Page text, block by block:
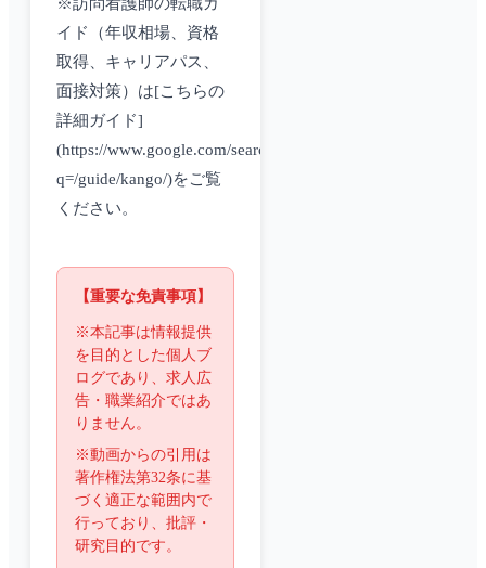
イド（年収相場、資格
取得、キャリアパス、
面接対策）は[こちらの
詳細ガイド]
(https://www.google.com/search?
q=/guide/kango/)をご覧
ください。
【重要な免責事項】
※本記事は情報提供
を目的とした個人ブ
ログであり、求人広
告・職業紹介ではあ
りません。
※動画からの引用は
著作権法第32条に基
づく適正な範囲内で
行っており、批評・
研究目的です。